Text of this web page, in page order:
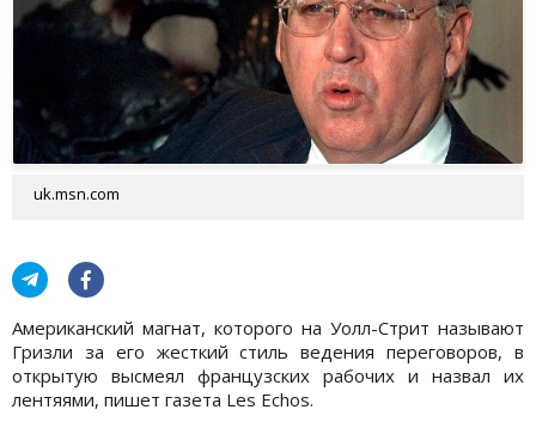
uk.msn.com
Американский магнат, которого на Уолл-Стрит называют
Гризли за его жесткий стиль ведения переговоров, в
открытую высмеял французских рабочих и назвал их
лентяями, пишет газета Les Echos.